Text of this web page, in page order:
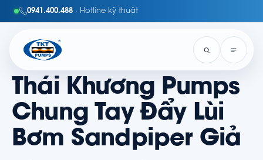
0941.400.488 · Hotline kỹ thuật
Thái Khương Pumps
Chung Tay Đẩy Lùi
Bơm Sandpiper Giả